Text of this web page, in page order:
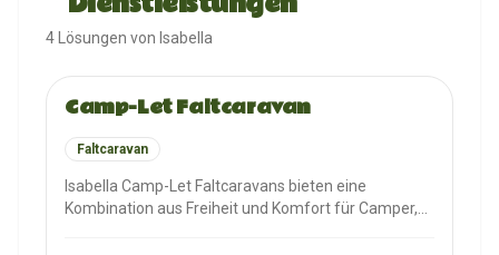
4 Lösungen von Isabella
Camp-Let Faltcaravan
Faltcaravan
Isabella Camp-Let Faltcaravans bieten eine
Kombination aus Freiheit und Komfort für Camper,